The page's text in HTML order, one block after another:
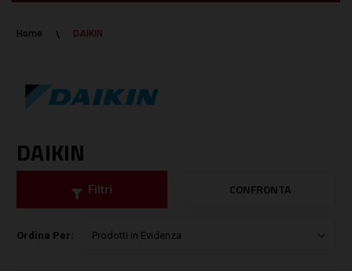
Home DAIKIN
DAIKIN
Filtri CONFRONTA
Ordina Per: